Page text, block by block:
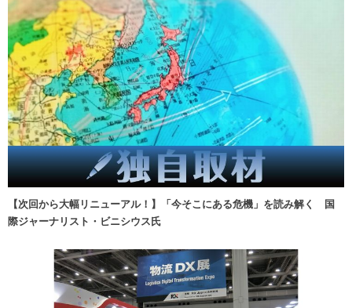
【次回から大幅リニューアル！】「今そこにある危機」を読み解く 国
際ジャーナリスト・ビニシウス氏